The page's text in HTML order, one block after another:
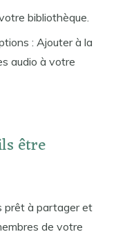
bibliothèque.
: Ajouter à la
audio à votre
être
prêt à partager et
de votre